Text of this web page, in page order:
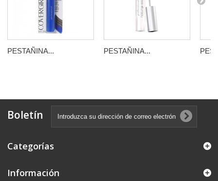
PESTAÑINA... PESTAÑINA...
Boletín
Categorías
Información